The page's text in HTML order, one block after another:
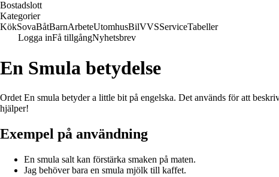
Bostadslott
Kategorier
KökSovaBåtBarnArbeteUtomhusBilVVSServiceTabeller
Logga inFå tillgångNyhetsbrev
En Smula betydelse
Ordet En smula betyder a little bit på engelska. Det används för att
hjälper!
Exempel på användning
En smula salt kan förstärka smaken på maten.
Jag behöver bara en smula mjölk till kaffet.